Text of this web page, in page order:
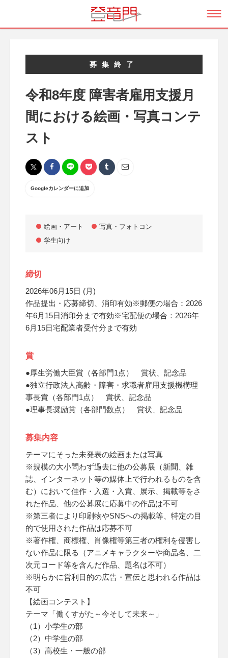
募集終了
令和8年度 障害者雇用支援月
間における絵画・写真コンテ
スト
Googleカレンダーに追加
絵画・アート
写真・フォトコン
学生向け
締切
2026年06月15日 (月)
作品提出・応募締切、消印有効※郵便の場合：2026
年6月15日消印分まで有効※宅配便の場合：2026年
6月15日宅配業者受付分まで有効
賞
●厚生労働大臣賞（各部門1点） 賞状、記念品
●独立行政法人高齢・障害・求職者雇用支援機構理
事長賞（各部門1点） 賞状、記念品
●理事長奨励賞（各部門数点） 賞状、記念品
募集内容
テーマにそった未発表の絵画または写真
※規模の大小問わず過去に他の公募展（新聞、雑
誌、インターネット等の媒体上で行われるものを含
む）において佳作・入選・入賞、展示、掲載等をさ
れた作品、他の公募展に応募中の作品は不可
※第三者により印刷物やSNSへの掲載等、特定の目
的で使用された作品は応募不可
※著作権、商標権、肖像権等第三者の権利を侵害し
ない作品に限る（アニメキャラクターや商品名、二
次元コード等を含んだ作品、題名は不可）
※明らかに営利目的の広告・宣伝と思われる作品は
不可
【絵画コンテスト】
テーマ「働くすがた～今そして未来～」
（1）小学生の部
（2）中学生の部
（3）高校生・一般の部